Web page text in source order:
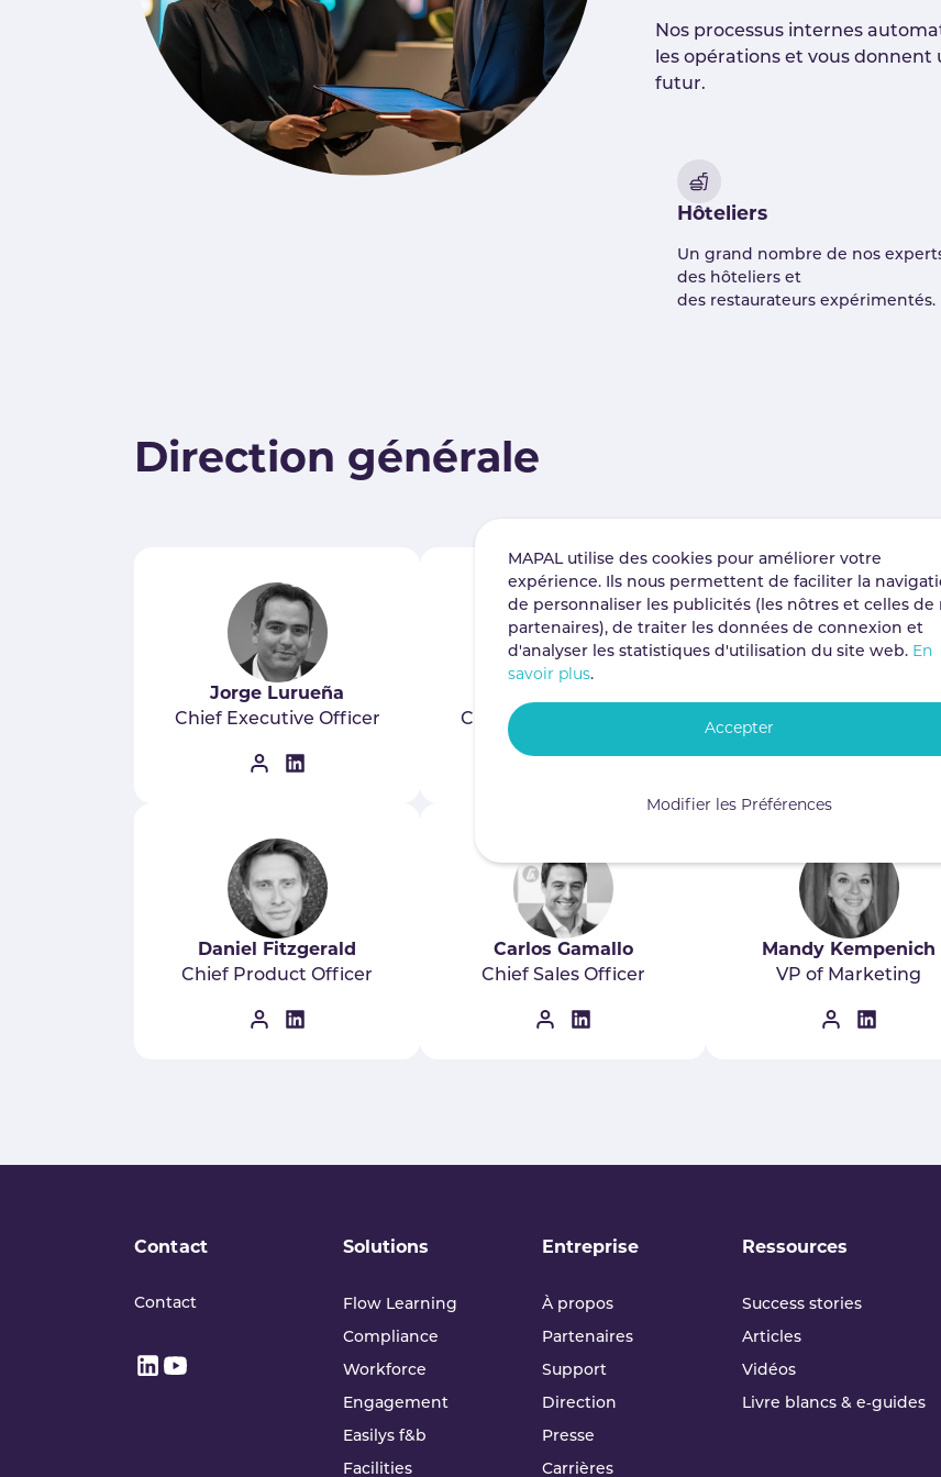
Nos processus internes
les opérations et vous
futur.
Hôteliers
Un grand nombre de nos
des hôteliers et
des restaurateurs expérimentés.
Direction générale
Jorge Lurueña
Chief Executive Officer
Chief Executive Officer
Chief Revenue Officer
Daniel Fitzgerald
Chief Product Officer
Carlos Gamallo
Chief Sales Officer
Mandy Kempenich
VP of Marketing
Contact
Contact
Solutions
Flow Learning
Compliance
Workforce
Engagement
Easilys f&b
Facilities
Entreprise
À propos
Partenaires
Support
Direction
Presse
Carrières
Ressources
Success stories
Articles
Vidéos
Livre blancs & e‑guides
MAPAL utilise des cookies pour améliorer votre
expérience. Ils nous permettent de faciliter la
de personnaliser les publicités (les nôtres et celles de
partenaires), de traiter les données de connexion et
d'analyser les statistiques d'utilisation du site web. En
savoir plus.
Modifier les Préférences
Accepter